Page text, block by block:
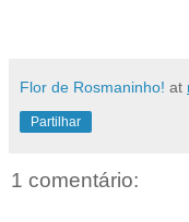
Flor de Rosmaninho! at
Partilhar
1 comentário: